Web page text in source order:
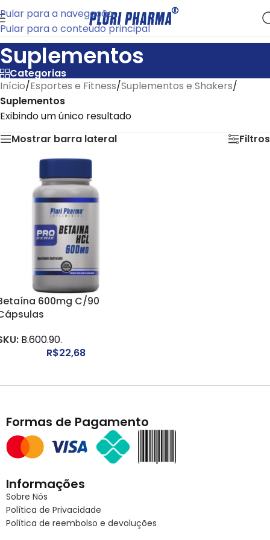
Pular para a navegação
Pular para o conteúdo principal
Suplementos
Categorias
Início/Esportes e Fitness/Suplementos e Shakers/
Suplementos
Exibindo um único resultado
Mostrar barra lateral
Filtros
600mg C/90
B.600.90.
R$22,68
Formas de Pagamento
Informações
Sobre Nós
Política de Privacidade
Política de reembolso e devoluções